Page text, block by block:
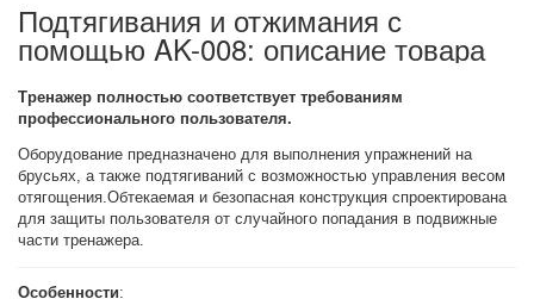
Подтягивания и отжимания с
помощью AK-008: описание товара
Тренажер полностью соответствует требованиям
профессионального пользователя.
Оборудование предназначено для выполнения упражнений на
брусьях, а также подтягиваний с возможностью управления весом
отягощения.Обтекаемая и безопасная конструкция спроектирована
для защиты пользователя от случайного попадания в подвижные
части тренажера.
Особенности: